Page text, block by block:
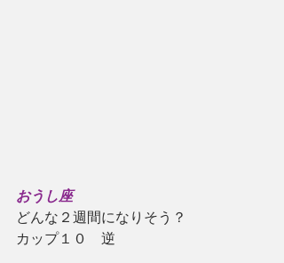
おうし座
どんな２週間になりそう？
カップ１０　逆